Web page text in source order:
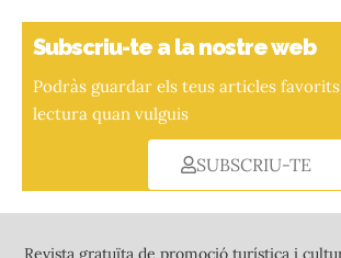
Subscriu-te a la nostre web
Podràs guardar els teus articles
lectura quan vulguis
SUBSCRIU-TE
Revista gratuïta de promoció turística i